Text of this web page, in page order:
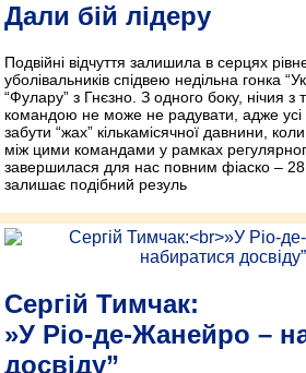
Дали бій лідеру
Подвійні відчуття залишила в серцях
уболівальників спідвею недільна гонка
“Фулару” з Гнєзно. З одного боку, нічия
командою не може не радувати, адже усі
забути “жах” кількамісячної давнини,
між цими командами у рамках
завершилася для нас повним фіаско –
залишає подібний резуль
Сергій Тимчак:
»У Ріо-де-Жанейро –
досвіду”